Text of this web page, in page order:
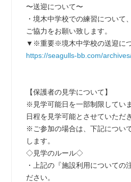
〜送迎について〜
・境木中学校での練習について
ご協力をお願い致します。
▼※重要※境木中学校の送迎に
https://seagulls-bb.com/
【保護者の見学について】
※見学可能日を一部制限してい
日程を見学可能とさせていただ
※ご参加の場合は、下記につい
します。
◇見学のルール◇
・上記の『施設利用についての
ださい。